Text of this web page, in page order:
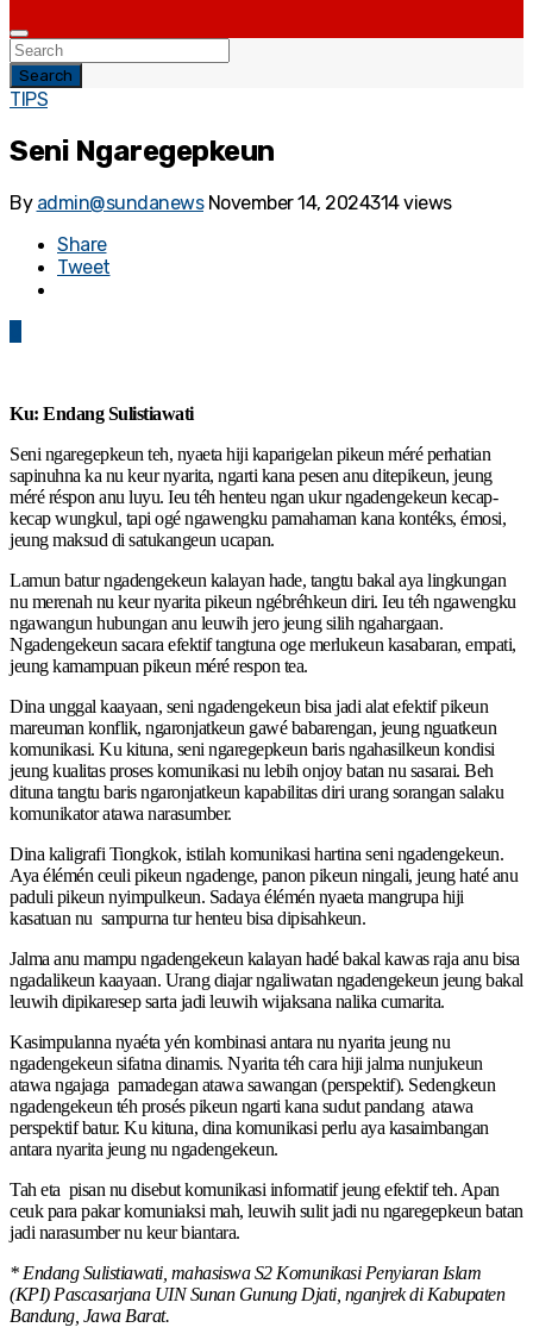
Search
TIPS
Seni Ngaregepkeun
By admin@sundanews November 14, 2024314 views
Share
Tweet
Ku: Endang Sulistiawati
Seni ngaregepkeun teh, nyaeta hiji kaparigelan pikeun méré perhatian
sapinuhna ka nu keur nyarita, ngarti kana pesen anu ditepikeun, jeung
méré réspon anu luyu. Ieu téh henteu ngan ukur ngadengekeun kecap-
kecap wungkul, tapi ogé ngawengku pamahaman kana kontéks, émosi,
jeung maksud di satukangeun ucapan.
Lamun batur ngadengekeun kalayan hade, tangtu bakal aya lingkungan
nu merenah nu keur nyarita pikeun ngébréhkeun diri. Ieu téh ngawengku
ngawangun hubungan anu leuwih jero jeung silih ngahargaan.
Ngadengekeun sacara efektif tangtuna oge merlukeun kasabaran, empati,
jeung kamampuan pikeun méré respon tea.
Dina unggal kaayaan, seni ngadengekeun bisa jadi alat efektif pikeun
mareuman konflik, ngaronjatkeun gawé babarengan, jeung nguatkeun
komunikasi. Ku kituna, seni ngaregepkeun baris ngahasilkeun kondisi
jeung kualitas proses komunikasi nu lebih onjoy batan nu sasarai. Beh
dituna tangtu baris ngaronjatkeun kapabilitas diri urang sorangan salaku
komunikator atawa narasumber.
Dina kaligrafi Tiongkok, istilah komunikasi hartina seni ngadengekeun.
Aya élémén ceuli pikeun ngadenge, panon pikeun ningali, jeung haté anu
paduli pikeun nyimpulkeun. Sadaya élémén nyaeta mangrupa hiji
kasatuan nu sampurna tur henteu bisa dipisahkeun.
Jalma anu mampu ngadengekeun kalayan hadé bakal kawas raja anu bisa
ngadalikeun kaayaan. Urang diajar ngaliwatan ngadengekeun jeung bakal
leuwih dipikaresep sarta jadi leuwih wijaksana nalika cumarita.
Kasimpulanna nyaéta yén kombinasi antara nu nyarita jeung nu
ngadengekeun sifatna dinamis. Nyarita téh cara hiji jalma nunjukeun
atawa ngajaga pamadegan atawa sawangan (perspektif). Sedengkeun
ngadengekeun téh prosés pikeun ngarti kana sudut pandang atawa
perspektif batur. Ku kituna, dina komunikasi perlu aya kasaimbangan
antara nyarita jeung nu ngadengekeun.
Tah eta pisan nu disebut komunikasi informatif jeung efektif teh. Apan
ceuk para pakar komuniaksi mah, leuwih sulit jadi nu ngaregepkeun batan
jadi narasumber nu keur biantara.
* Endang Sulistiawati, mahasiswa S2 Komunikasi Penyiaran Islam
(KPI) Pascasarjana UIN Sunan Gunung Djati, nganjrek di Kabupaten
Bandung, Jawa Barat.